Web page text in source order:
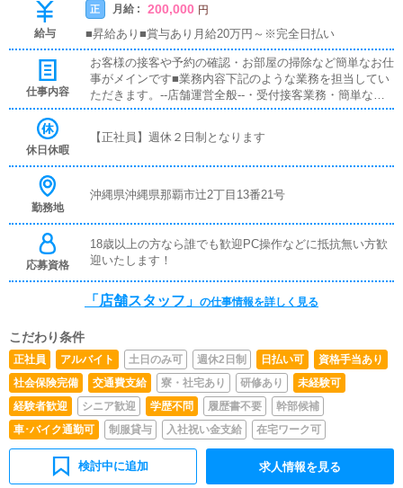
給与
正 月給 : 200,000 円
■昇給あり■賞与あり月給20万円～※完全日払い
仕事内容
お客様の接客や予約の確認・お部屋の掃除など簡単なお仕
事がメインです■業務内容下記のような業務を担当してい
ただきます。--店舗運営全般--・受付接客業務・簡単な清
掃業務・簡単な更新業務・社用車での女性キャストの送
えれる内容となっております月日が流れ給与も上がってい
がシッカリ教えますので、興味さえあれば仕事は必ず覚え
そんな喜びもあると思います。
休日休暇
【正社員】週休２日制となります
勤務地
沖縄県沖縄県那覇市辻2丁目13番21号
応募資格
18歳以上の方なら誰でも歓迎PC操作などに抵抗無い方歓
迎いたします！
「店舗スタッフ」 の仕事情報を詳しく見る
こだわり条件
正社員 アルバイト 土日のみ可 週休2日制 日払い可
資格手当あり
社会保険完備
交通費支給 寮・社宅あり 研修あり
未経験可
経験者歓迎
シニア歓迎 学歴不問 履歴書不要
幹部候補
車･バイク通勤可
制服貸与 入社祝い金支給 在宅ワーク可
検討中に追加 求人情報を見る